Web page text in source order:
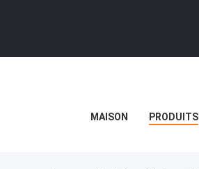
MAISON PRODUITS